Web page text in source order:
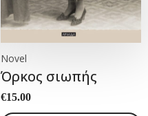
Novel
Όρκος σιωπής
€15.00